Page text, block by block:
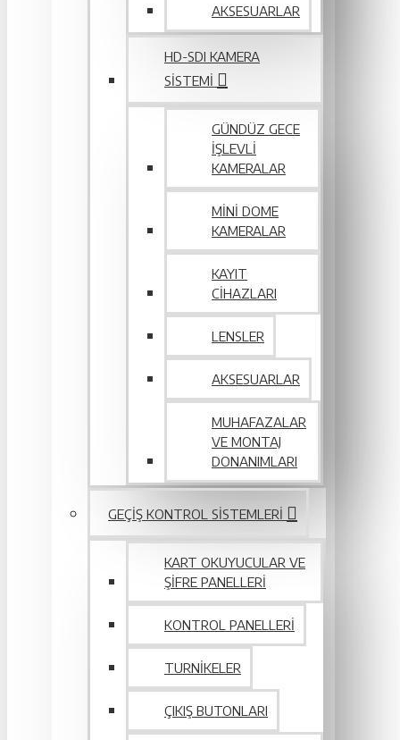
AKSESUARLAR
HD-SDI KAMERA
SISTEMI
GÜNDÜZ GECE
İŞLEVLI
KAMERALAR
MINI DOME
KAMERALAR
KAYIT
CIHAZLARI
LENSLER
AKSESUARLAR
MUHAFAZALAR
VE MONTAJ
DONANIMLARI
GEÇIŞ KONTROL SISTEMLERI
KART OKUYUCULAR VE
ŞIFRE PANELLERI
KONTROL PANELLERI
TURNIKELER
ÇIKIŞ BUTONLARI